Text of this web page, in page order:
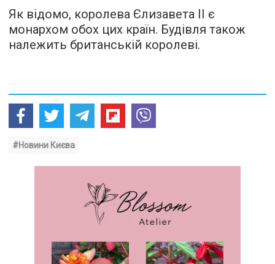
Як відомо, королева Єлизавета ІІ є
монархом обох цих країн. Будівля також
належить британській королеві.
#Новини Києва